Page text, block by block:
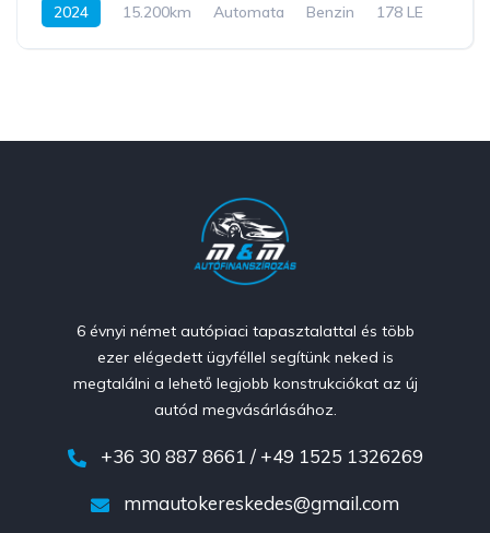
2024 15.200km Automata Benzin 178 LE
6 évnyi német autópiaci tapasztalattal és több
ezer elégedett ügyféllel segítünk neked is
megtalálni a lehető legjobb konstrukciókat az új
autód megvásárlásához.
+36 30 887 8661 / +49 1525 1326269
mmautokereskedes@gmail.com